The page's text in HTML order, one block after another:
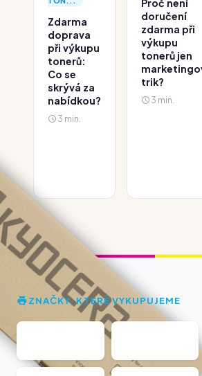
Zdarma
doprava
při výkupu
tonerů:
Co se
skrývá za
nabídkou?
3 min.
Proč není
doručení
zdarma při
výkupu
tonerů jen
trik?
3 min.
ZNAČKY, KTERÉ VYKUPUJEME